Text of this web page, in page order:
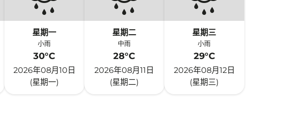
星期一
小雨
30°C
2026年08月10日
(星期一)
星期二
中雨
28°C
2026年08月11日
(星期二)
星期三
小雨
29°C
2026年08月12日
(星期三)